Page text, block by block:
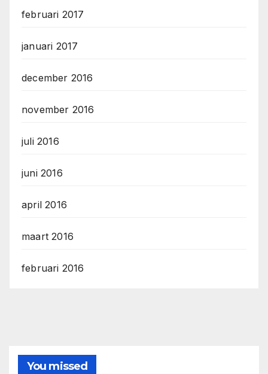
februari 2017
januari 2017
december 2016
november 2016
juli 2016
juni 2016
april 2016
maart 2016
februari 2016
You missed